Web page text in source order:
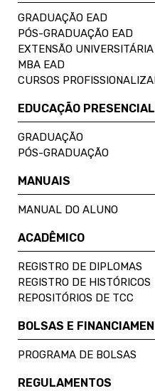
GRADUAÇÃO EAD
PÓS-GRADUAÇÃO EAD
EXTENSÃO
MBA EAD
CURSOS
EDUCAÇÃO
GRADUAÇÃO
PÓS-GRADUAÇÃO
MANUAIS
MANUAL DO ALUNO
ACADÊMICO
REGISTRO DE DIPLOMAS
REGISTRO DE HISTÓRICOS
REPOSITÓRIOS DE TCC
BOLSAS E
PROGRAMA DE BOLSAS
REGULAMENTOS